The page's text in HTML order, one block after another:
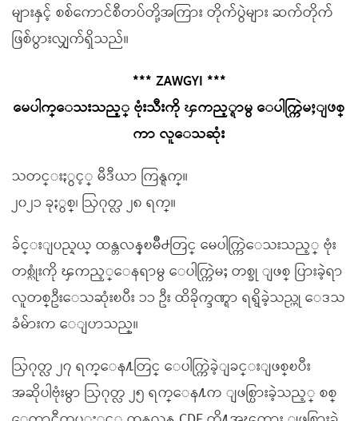
များနှင့် စစ်ကောင်စီတပ်တို့အကြား တိုက်ပွဲများ ဆက်တိုက်
ဖြစ်ပွားလျှက်ရှိသည်။
*** ZAWGYI ***
မေပါက္ေသးသည့္ ဗုံးသီးကို ၾကည့္ရာမွ ေပါက္ကြဲမႈျဖစ္
ကာ လူေသဆုံး
သတင္းႏွင့္ မီဒီယာ ကြန္ရက္။
၂၀၂၁ ခုႏွစ္၊ ဩဂုတ္လ ၂၈ ရက္။
ခ်င္းျပည္နယ္ ထန္တလန္ၿမိဳ႕တြင္ မေပါက္ကြဲေသးသည့္ ဗုံး
တစ္လုံးကို ၾကည့္ေနရာမွ ေပါက္ကြဲမႈ တစ္ခု ျဖစ္ ပြားခဲ့ရာ
လူတစ္ဦးေသဆုံးၿပီး ၁၁ ဦး ထိခိုက္ဒဏ္ရာ ရရွိခဲ့သည္ဟု ေဒသ
ခံမ်ားက ေျပာသည္။
ဩဂုတ္လ ၂၇ ရက္ေန႔တြင္ ေပါက္ကြဲခဲ့ျခင္းျဖစ္ၿပီး
အဆိုပါဗုံးမွာ ဩဂုတ္လ ၂၅ ရက္ေန႔က ျဖစ္ပြားခဲ့သည့္ စစ္